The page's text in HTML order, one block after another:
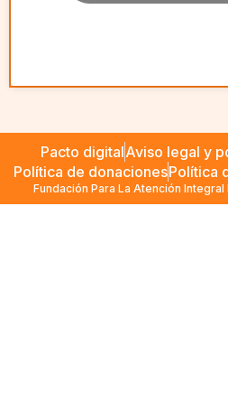
Pacto digitalAviso legal y
Política de donacionesPolítica
Fundación Para La Atención